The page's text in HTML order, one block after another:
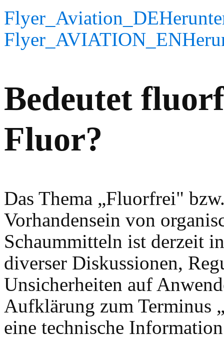
Flyer_Aviation_DE
Flyer_AVIATION_EN
Bedeutet
Fluor?
Das Thema „Fluorfrei"
Vorhandensein von
Schaummitteln ist derzeit
diverser Diskussionen,
Unsicherheiten auf
Aufklärung zum Terminus
eine technische